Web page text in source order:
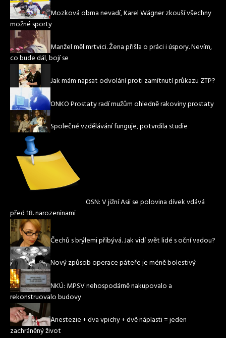
Mozková obrna nevadí, Karel Wágner zkouší všechny
možné sporty
Manžel měl mrtvici. Žena přišla o práci i úspory. Nevím,
co bude dál, bojí se
Jak mám napsat odvolání proti zamítnutí průkazu ZTP?
ONKO Prostaty radí mužům ohledně rakoviny prostaty
Společné vzdělávání funguje, potvrdila studie
OSN: V jižní Asii se polovina dívek vdává
před 18. narozeninami
Čechů s brýlemi přibývá. Jak vidí svět lidé s oční vadou?
Nový způsob operace páteře je méně bolestivý
NKÚ: MPSV nehospodárně nakupovalo a
rekonstruovalo budovy
Anestezie + dva vpichy + dvě náplasti = jeden
zachráněný život